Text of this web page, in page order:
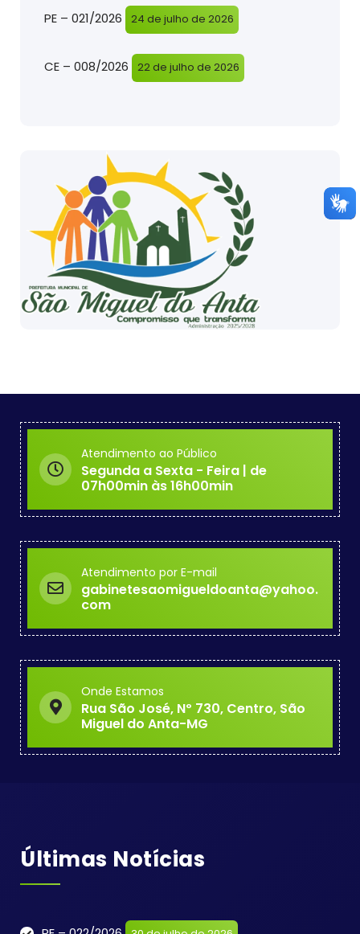
PE – 021/2026 24 de julho de 2026
CE – 008/2026 22 de julho de 2026
Atendimento ao Público
Segunda a Sexta - Feira | de
07h00min às 16h00min
Atendimento por E-mail
gabinetesaomigueldoanta@yahoo.
com
Onde Estamos
Rua São José, Nº 730, Centro, São
Miguel do Anta-MG
Últimas Notícias